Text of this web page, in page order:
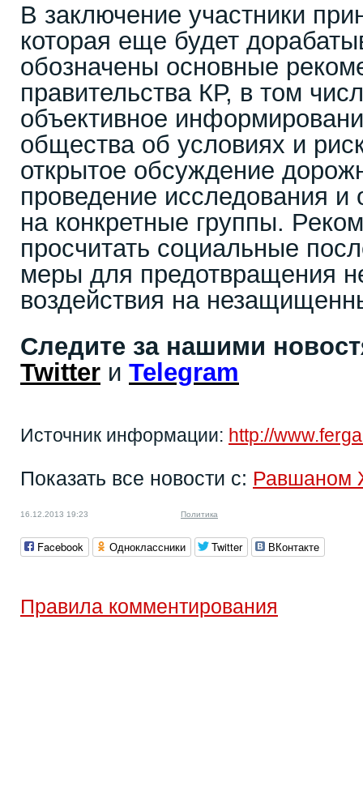
В заключение участники
которая еще будет
обозначены основные
правительства КР, в том
объективное
общества об условиях и
открытое обсуждение
проведение исследования и
на конкретные группы.
просчитать социальные
меры для предотвращения
воздействия на
Следите за нашими
Twitter и Telegram
Источник информации: http://
Показать все новости с: Равшаном
16.12.2013 19:23 Политика
Facebook Одноклассники Twitter ВКонтакте
Правила комментирования